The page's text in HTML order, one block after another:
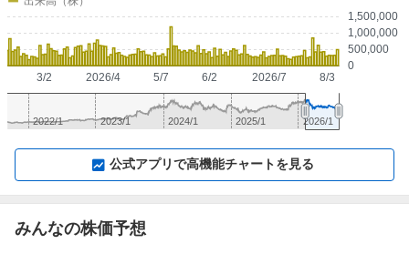
0
500,000
1,000,000
1,500,000
2026/4 2026/7
3/2 5/7 6/2 8/3
2023/1 2025/1
2022/1 2024/1 2026/1
公式アプリで高機能チャートを見る
みんなの株価予想